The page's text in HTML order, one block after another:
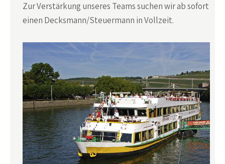
Zur Verstärkung unseres Teams suchen wir ab sofort
einen Decksmann/Steuermann in Vollzeit.